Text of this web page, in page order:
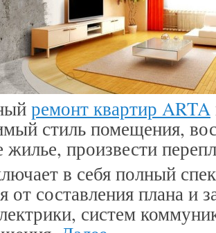
ремонт квартир ARTA
стиль помещения,
жилье, произвести
в себя полный
от составления плана и
систем